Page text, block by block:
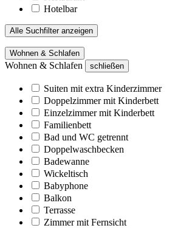
Hotelbar
Alle Suchfilter anzeigen
Wohnen & Schlafen
Wohnen & Schlafen schließen
Suiten mit extra Kinderzimmer
Doppelzimmer mit Kinderbett
Einzelzimmer mit Kinderbett
Familienbett
Bad und WC getrennt
Doppelwaschbecken
Badewanne
Wickeltisch
Babyphone
Balkon
Terrasse
Zimmer mit Fernsicht